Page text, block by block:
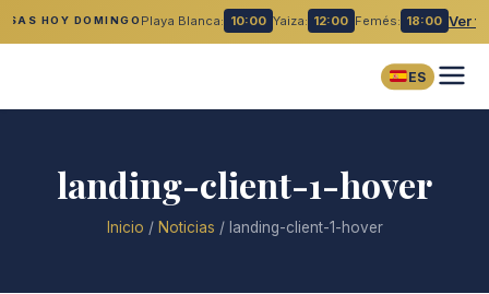
HOY DOMINGO Playa Blanca: 10:00 Yaiza: 12:00 Femés: 18:00 Ver
ES
landing-client-1-hover
Inicio / Noticias / landing-client-1-hover